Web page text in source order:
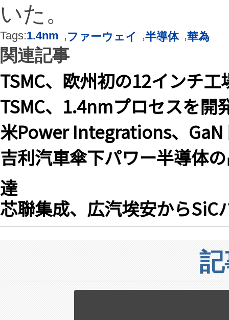
いた。
Tags:1.4nm ,ファーウェイ ,半導体 ,華為
関連記事
TSMC、欧州初の12インチ
TSMC、1.4nmプロセスを開
米Power Integrations、
吉利汽車傘下パワー半導体
達
芯聯集成、広汽埃安からSiC